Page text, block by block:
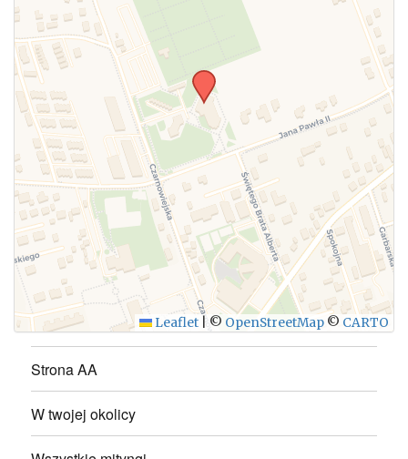
WYŚLIJ
Leaflet © OpenStreetMap © CARTO
Strona AA
W twojej okolicy